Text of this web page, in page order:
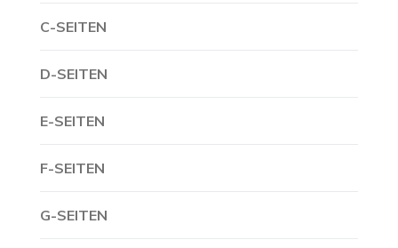
C-SEITEN
D-SEITEN
E-SEITEN
F-SEITEN
G-SEITEN